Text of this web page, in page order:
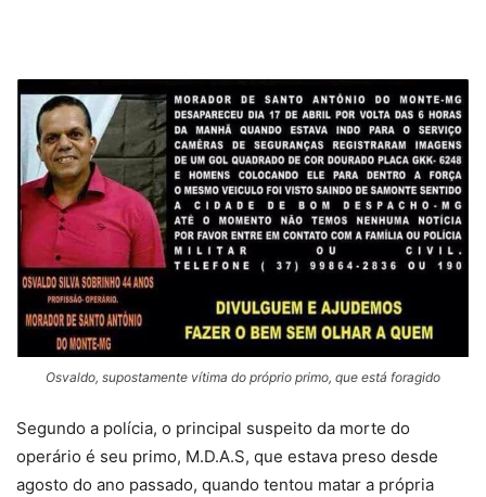
Osvaldo, supostamente vítima do próprio primo, que está foragido
Segundo a polícia, o principal suspeito da morte do
operário é seu primo, M.D.A.S, que estava preso desde
agosto do ano passado, quando tentou matar a própria